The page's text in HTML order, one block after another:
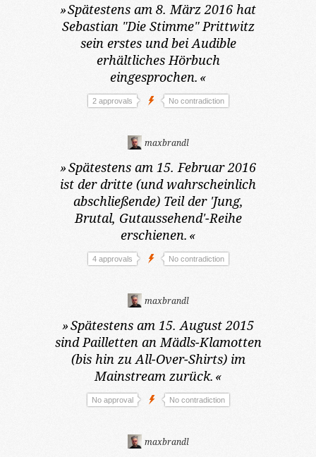
»Spätestens am 8. März 2016 hat
Sebastian "Die Stimme" Prittwitz
sein erstes und bei Audible
erhältliches Hörbuch
eingesprochen. «
2 approvals No contradiction
maxbrandl
»Spätestens am 15. Februar 2016
ist der dritte (und wahrscheinlich
abschließende) Teil der 'Jung,
Brutal, Gutaussehend'-Reihe
erschienen. «
4 approvals No contradiction
maxbrandl
»Spätestens am 15. August 2015
sind Pailletten an Mädls-Klamotten
(bis hin zu All-Over-Shirts) im
Mainstream zurück. «
No approval No contradiction
maxbrandl